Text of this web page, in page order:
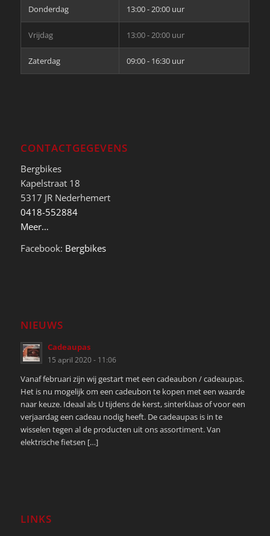
Donderdag 13:00 - 20:00 uur
Vrijdag 13:00 - 20:00 uur
Zaterdag 09:00 - 16:30 uur
CONTACTGEGEVENS
Bergbikes
Kapelstraat 18
5317 JR Nederhemert
0418-552884
Meer…
Facebook: Bergbikes
NIEUWS
Cadeaupas
15 april 2020 - 11:06
Vanaf februari zijn wij gestart met een cadeaubon / cadeaupas.
Het is nu mogelijk om een cadeubon te kopen met een waarde
naar keuze. Ideaal als U tijdens de kerst, sinterklaas of voor een
verjaardag een cadeau nodig heeft. De cadeaupas is in te
wisselen tegen al de producten uit ons assortiment. Van
elektrische fietsen […]
LINKS